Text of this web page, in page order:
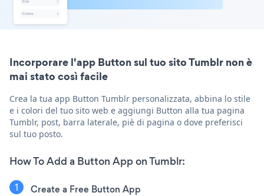
Incorporare l'app Button sul tuo sito Tumblr non è
mai stato così facile
Crea la tua app Button Tumblr personalizzata, abbina lo stile
e i colori del tuo sito web e aggiungi Button alla tua pagina
Tumblr, post, barra laterale, piè di pagina o dove preferisci
sul tuo posto.
How To Add a Button App on Tumblr:
Create a Free Button App